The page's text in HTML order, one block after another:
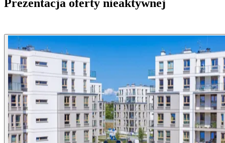
Prezentacja oferty nieaktywnej